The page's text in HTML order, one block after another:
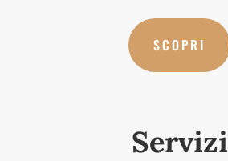
SCOPRI
Servizi